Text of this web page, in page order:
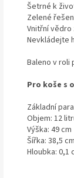
Šetrné k
Zelené
Vnitřní
Nevkládejte
Baleno v roli
Pro koše s
Základní
Objem: 12
Výška: 49 cm
Šířka: 38,5 cm
Hloubka: 0,1